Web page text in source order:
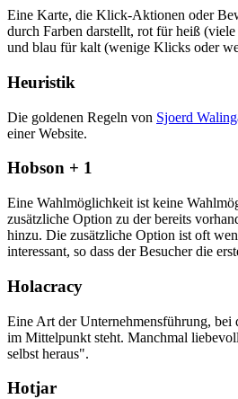
Eine Karte, die Klick-Aktionen oder
durch Farben darstellt, rot für heiß
und blau für kalt (wenige Klicks oder
Heuristik
Die goldenen Regeln von Sjoerd
einer Website.
Hobson + 1
Eine Wahlmöglichkeit ist keine
zusätzliche Option zu der bereits
hinzu. Die zusätzliche Option ist oft
interessant, so dass der Besucher die
Holacracy
Eine Art der Unternehmensführung, bei
im Mittelpunkt steht. Manchmal
selbst heraus".
Hotjar